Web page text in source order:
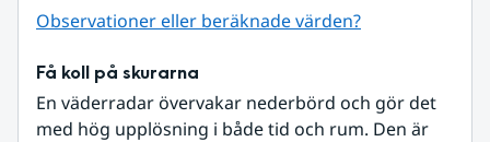
Observationer eller beräknade värden?
Få koll på skurarna
En väderradar övervakar nederbörd och gör det
med hög upplösning i både tid och rum. Den är